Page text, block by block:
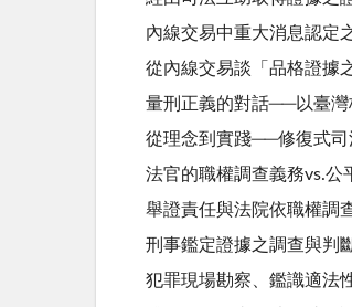
內線交易中重大消息認定
從內線交易談「品格證據
量刑正義的對話──以臺灣
從理念到實踐──修復式司
法官的職權調查義務vs.
舉證責任與法院依職權調
刑事鑑定證據之調查與判
犯罪現場勘察、鑑識適法